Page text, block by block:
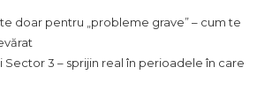
doar pentru „probleme grave” – cum te
Sector 3 – sprijin real în perioadele în care